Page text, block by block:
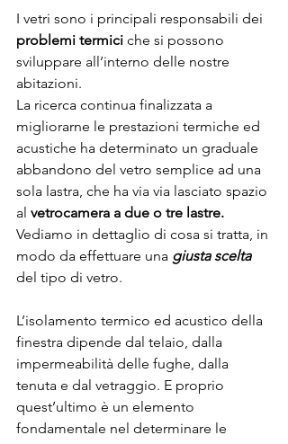
I vetri sono i principali responsabili dei
problemi termici che si possono
sviluppare all’interno delle nostre
abitazioni.
La ricerca continua finalizzata a
migliorarne le prestazioni termiche ed
acustiche ha determinato un graduale
abbandono del vetro semplice ad una
sola lastra, che ha via via lasciato spazio
al vetrocamera a due o tre lastre.
Vediamo in dettaglio di cosa si tratta, in
modo da effettuare una giusta scelta
del tipo di vetro.
L’isolamento termico ed acustico della
finestra dipende dal telaio, dalla
impermeabilità delle fughe, dalla
tenuta e dal vetraggio. E proprio
quest’ultimo è un elemento
fondamentale nel determinare le